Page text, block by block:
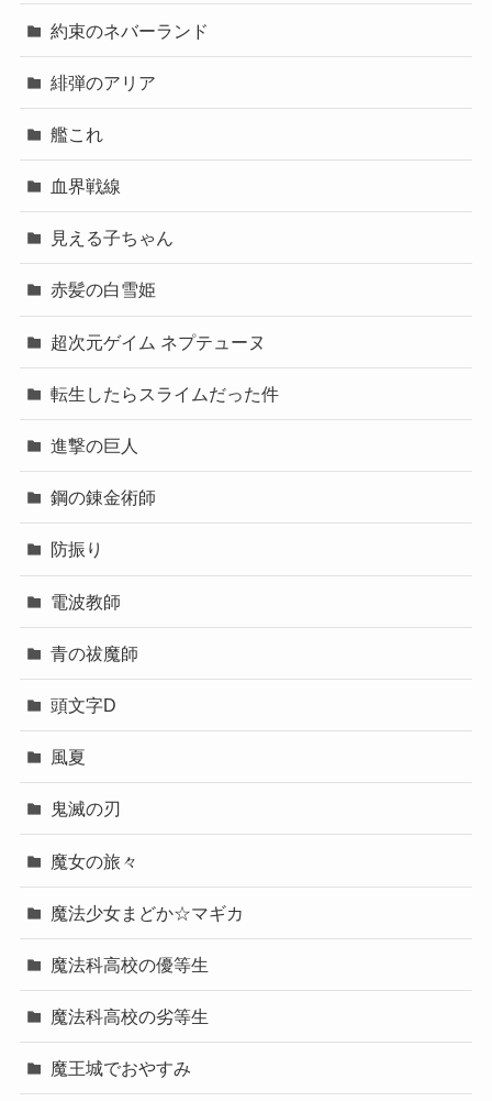
約束のネバーランド
緋弾のアリア
艦これ
血界戦線
見える子ちゃん
赤髪の白雪姫
超次元ゲイム ネプテューヌ
転生したらスライムだった件
進撃の巨人
鋼の錬金術師
防振り
電波教師
青の祓魔師
頭文字D
風夏
鬼滅の刃
魔女の旅々
魔法少女まどか☆マギカ
魔法科高校の優等生
魔法科高校の劣等生
魔王城でおやすみ